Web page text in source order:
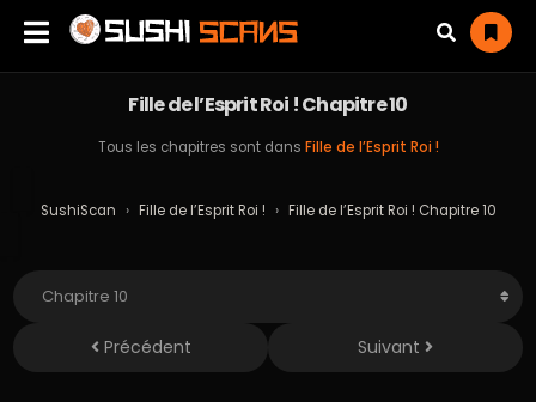
Fille de l’Esprit Roi ! Chapitre 10
Tous les chapitres sont dans Fille de l’Esprit Roi !
SushiScan › Fille de l’Esprit Roi ! › Fille de l’Esprit Roi ! Chapitre 10
Précédent Suivant